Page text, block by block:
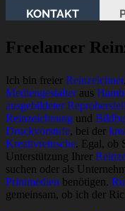
KONTAKT
Freelancer
Ich bin freier Reinzeichner,
Mediengestalteraus
ausgebildeter
Reinzeichnung und
Druckvorstufe, bei der
Kreativretusche. Egal, ob
Unterstützung Ihrer
suchen oder als
Printmedien benötigen.
gemeinsam, ob ich der